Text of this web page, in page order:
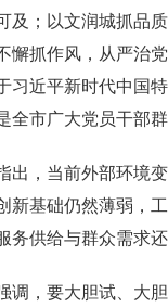
及；以文润城抓品
懈抓作风，从严治
习近平新时代中国
全市广大党员干部
，当前外部环境变
新基础仍然薄弱，
务供给与群众需求
，要大胆试、大胆